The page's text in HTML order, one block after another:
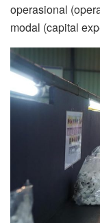
operasional
modal (capital